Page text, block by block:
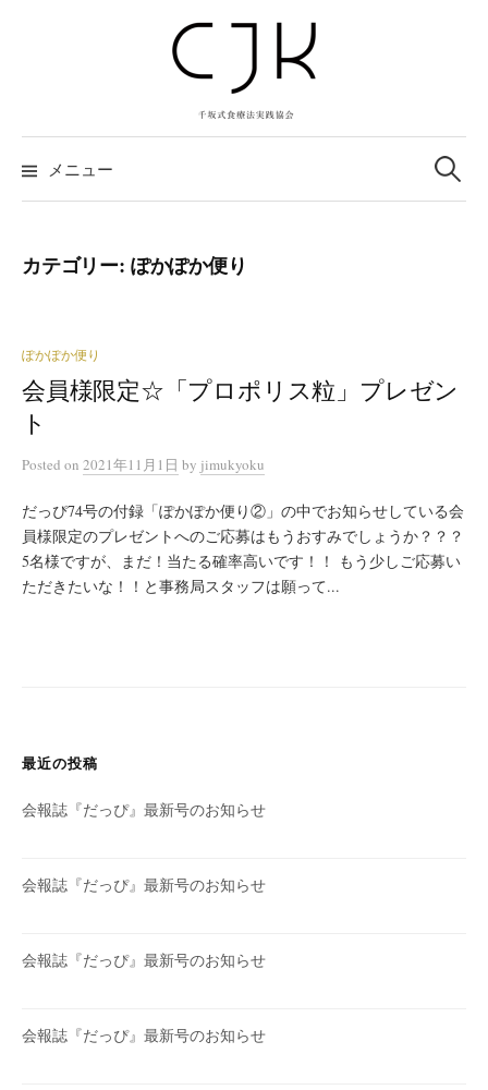
ツ
へ
プ
メニュー
検
索:
カテゴリー: ぽかぽか便り
ぽかぽか便り
会員様限定☆「プロポリス粒」プレゼン
ト
Posted on 2021年11月1日 by jimukyoku
だっぴ74号の付録「ぽかぽか便り②」の中でお知らせしている会
員様限定のプレゼントへのご応募はもうおすみでしょうか？？？
5名様ですが、まだ！当たる確率高いです！！ もう少しご応募い
ただきたいな！！と事務局スタッフは願って...
最近の投稿
会報誌『だっぴ』最新号のお知らせ
会報誌『だっぴ』最新号のお知らせ
会報誌『だっぴ』最新号のお知らせ
会報誌『だっぴ』最新号のお知らせ